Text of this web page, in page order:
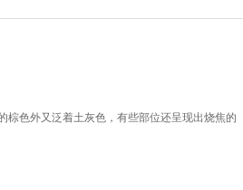
棕色外又泛着土灰色，有些部位还呈现出烧焦的